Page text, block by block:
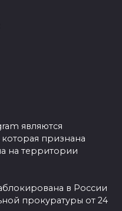
являются
признана
на территории
в России
прокуратуры от 24